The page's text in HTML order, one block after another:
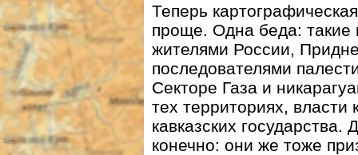
Теперь
проще. Одна беда: такие
жителями России,
последователями
Секторе Газа и
тех территориях,
кавказских государства.
конечно: они же тоже